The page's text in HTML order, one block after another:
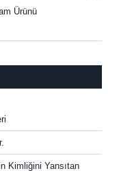
Ürünü
Kimliğini Yansıtan